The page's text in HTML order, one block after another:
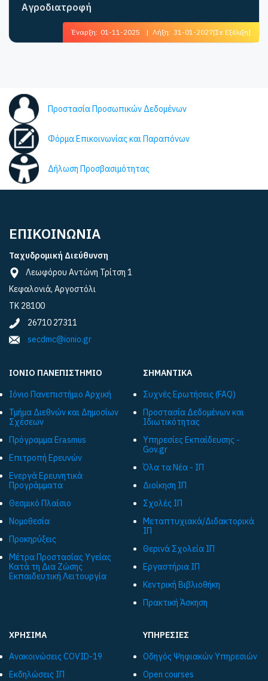
Αγροδιατροφή
Έναρξη: 01-11-2025 | Λήξη: 31-01-2027[Σε Εξέλιξη]
Προστασία Προσωπικών Δεδομένων
Φόρμα Επικοινωνίας και Παραπόνων
Δήλωση Προσβασιμότητας
ΕΠΙΚΟΙΝΩΝΙΑ
Ταχυδρομική Διεύθυνση
Λεωφόρου Αντώνη Τρίτση 1
Κεφαλονιά, Αργοστόλι
ΤΚ 28100
26710 27311
secdmc@ionio.gr
ΙΟΝΙΟ ΠΑΝΕΠΙΣΤΗΜΙΟ
Ιόνιο Πανεπιστήμιο Αρχική
Τμήμα Διεθνών και Δημοσίων
Σχέσεων
Πρόγραμμα Εrasmus
Επιτροπή Ερευνών
Ενεργά Ερευνητικά
Προγράμματα
Θεσμικό Πλαίσιο
Νομοθεσία
Προκηρύξεις
Μέτρα Προστασίας Υγείας
Κατά τη Δια Ζώσης
Εκπαιδευτική Λειτουργία
ΣΗΜΑΝΤΙΚΑ
Συχνές Ερωτήσεις (FAQ)
Προστασία Δεδομένων και
Ιδιωτικότητας
Υπηρεσίες Εκπαίδευσης -
Gov.gr
Όλα τα Νέα - ΙΠ
Διοίκηση ΙΠ
Σχολές ΙΠ
Μεταπτυχιακά/Διδακτορικά
ΙΠ
Θερινά Σχολεία ΙΠ
Εργαστήρια ΙΠ
Κεντρική Βιβλιοθήκη
Πρακτική Άσκηση
ΧΡΗΣΙΜΑ
Ανακοινώσεις COVID-19
Εκδηλώσεις ΙΠ
ΥΠΗΡΕΣΙΕΣ
Οδηγός Ψηφιακών Υπηρεσιών
Open courses